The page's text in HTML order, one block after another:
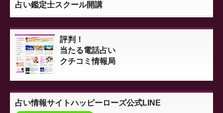
占い鑑定士スクール開講
評判！
当たる電話占い
クチコミ情報局
占い情報サイトハッピーローズ公式LINE